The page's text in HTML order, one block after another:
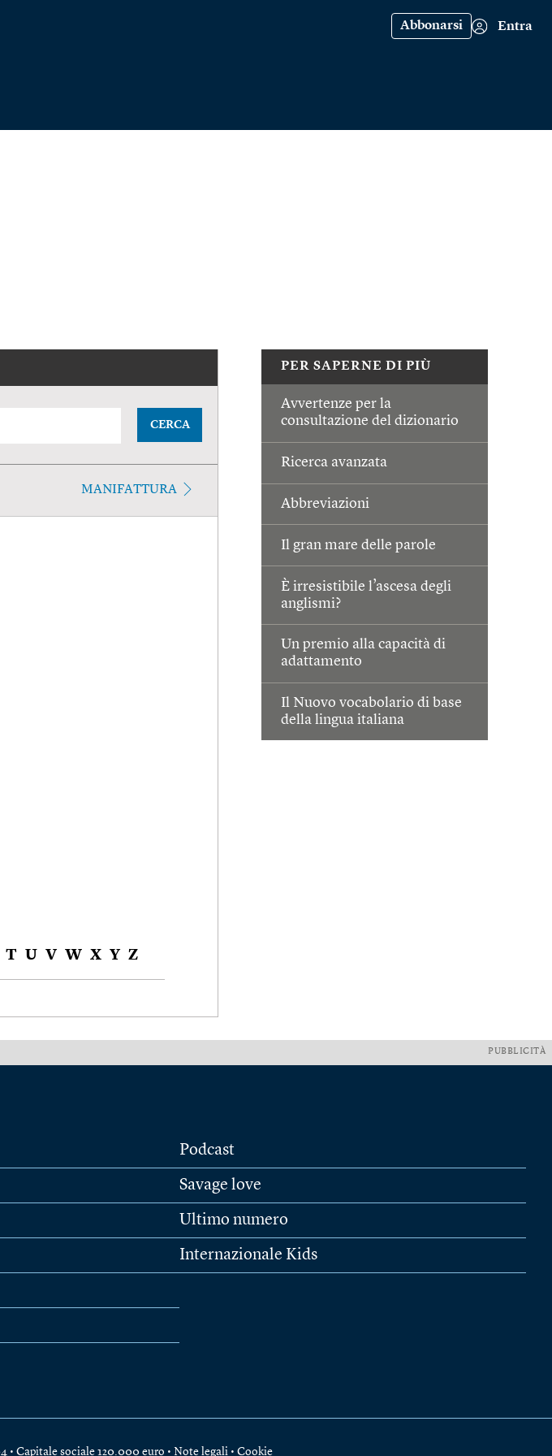
Abbonarsi Entra
PER SAPERNE DI PIÙ
Avvertenze per la
consultazione del dizionario
Ricerca avanzata
Abbreviazioni
Il gran mare delle parole
È irresistibile l’ascesa degli
anglismi?
Un premio alla capacità di
adattamento
Il Nuovo vocabolario di base
della lingua italiana
CERCA
MANIFATTURA
T U V W X Y Z
PUBBLICITÀ
Podcast
Savage love
Ultimo numero
Internazionale Kids
• Capitale sociale 120.000 euro • Note legali • Cookie